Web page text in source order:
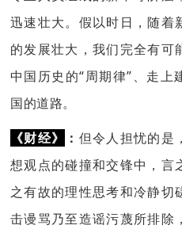
迅速壮大。假以时日，随着
的发展壮大，我们完全有可
中国历史的“周期律”、走上
国的道路。
《财经》
： 但令人担忧的是
想观点的碰撞和交锋中，言
之有故的理性思考和冷静切
击谩骂乃至造谣污蔑所排除